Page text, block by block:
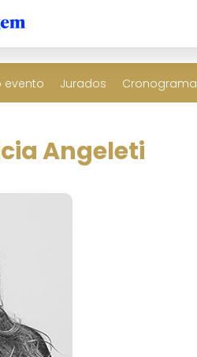
evento Jurados
Angeleti